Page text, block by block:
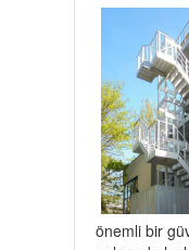
önemli bir